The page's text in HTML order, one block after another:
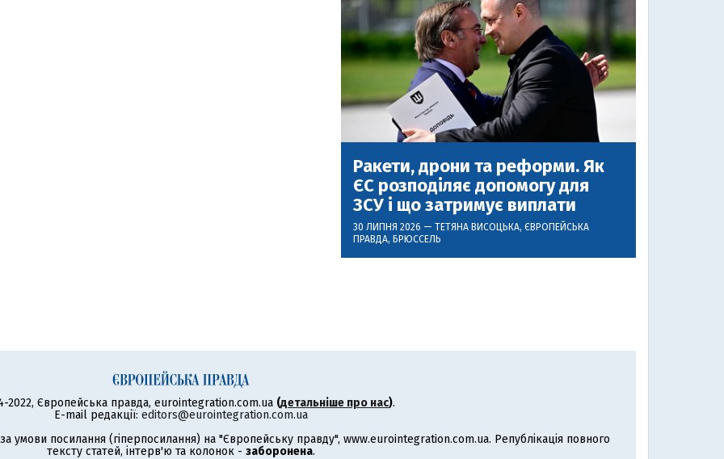
Ракети, дрони та реформи. Як
ЄС розподіляє допомогу для
ЗСУ і що затримує виплати
30 ЛИПНЯ 2026 — ТЕТЯНА ВИСОЦЬКА, ЄВРОПЕЙСЬКА
ПРАВДА, БРЮССЕЛЬ
2022, Європейська правда, eurointegration.com.ua (детальніше про нас).
E-mail редакції: editors@eurointegration.com.ua
умови посилання (гіперпосилання) на "Європейську правду", www.eurointegration.com.ua. Републікація повного
тексту статей, інтерв'ю та колонок - заборонена.